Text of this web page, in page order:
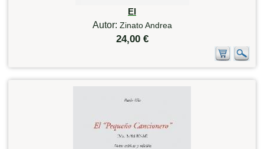
El
Autor: Zinato Andrea
24,00 €